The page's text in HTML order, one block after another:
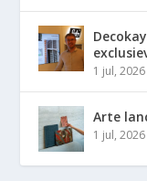
1 jul, 2026
Arte
1 jul, 2026